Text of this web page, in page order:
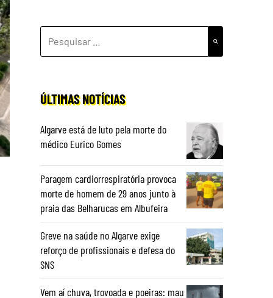
POR:
ÚLTIMAS NOTÍCIAS
Algarve está de luto pela morte do
médico Eurico Gomes
Paragem cardiorrespiratória provoca
morte de homem de 29 anos junto à
praia das Belharucas em Albufeira
Greve na saúde no Algarve exige
reforço de profissionais e defesa do
SNS
Vem aí chuva, trovoada e poeiras: mau